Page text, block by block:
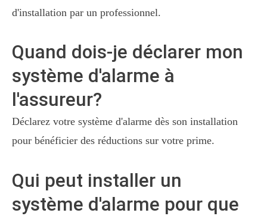
d'installation par un professionnel.
Quand dois-je déclarer mon
système d'alarme à
l'assureur?
Déclarez votre système d'alarme dès son installation
pour bénéficier des réductions sur votre prime.
Qui peut installer un
système d'alarme pour que